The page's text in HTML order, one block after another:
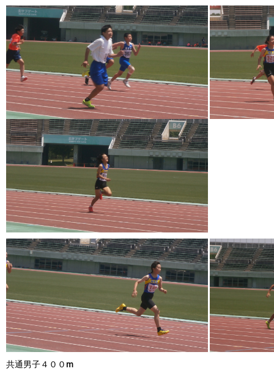
共通男子４００m